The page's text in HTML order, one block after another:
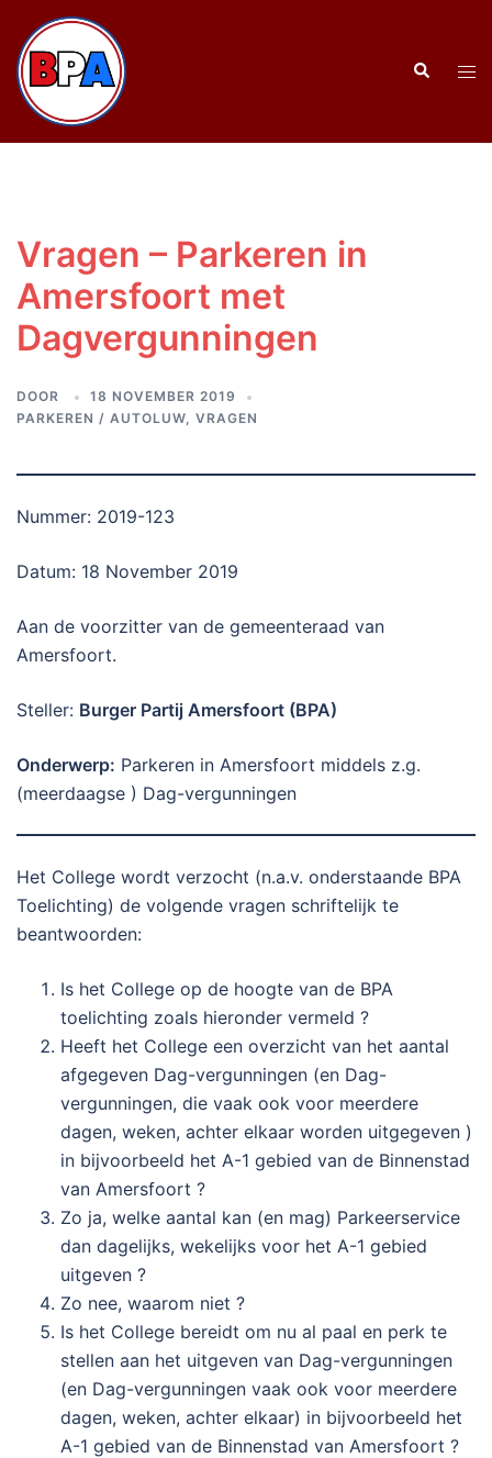
naar
de
inhoud
Zoeken
Vragen – Parkeren in
Amersfoort met
Dagvergunningen
DOOR
18 NOVEMBER 2019
PARKEREN / AUTOLUW, VRAGEN
Nummer: 2019-123
Datum: 18 November 2019
Aan de voorzitter van de gemeenteraad van
Amersfoort.
Steller: Burger Partij Amersfoort (BPA)
Onderwerp: Parkeren in Amersfoort middels z.g.
(meerdaagse ) Dag-vergunningen
Het College wordt verzocht (n.a.v. onderstaande BPA
Toelichting) de volgende vragen schriftelijk te
beantwoorden:
Is het College op de hoogte van de BPA
toelichting zoals hieronder vermeld ?
Heeft het College een overzicht van het aantal
afgegeven Dag-vergunningen (en Dag-
vergunningen, die vaak ook voor meerdere
dagen, weken, achter elkaar worden uitgegeven )
in bijvoorbeeld het A-1 gebied van de Binnenstad
van Amersfoort ?
Zo ja, welke aantal kan (en mag) Parkeerservice
dan dagelijks, wekelijks voor het A-1 gebied
uitgeven ?
Zo nee, waarom niet ?
Is het College bereidt om nu al paal en perk te
stellen aan het uitgeven van Dag-vergunningen
(en Dag-vergunningen vaak ook voor meerdere
dagen, weken, achter elkaar) in bijvoorbeeld het
A-1 gebied van de Binnenstad van Amersfoort ?